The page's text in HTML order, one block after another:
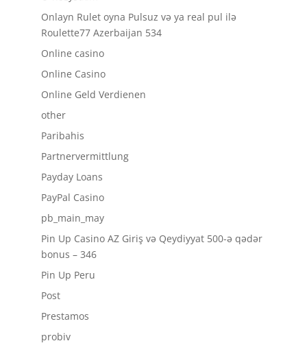
Onlayn Rulet oyna Pulsuz və ya real pul ilə
Roulette77 Azerbaijan 534
Online casino
Online Casino
Online Geld Verdienen
other
Paribahis
Partnervermittlung
Payday Loans
PayPal Casino
pb_main_may
Pin Up Casino AZ Giriş və Qeydiyyat 500-ə qədər
bonus – 346
Pin Up Peru
Post
Prestamos
probiv